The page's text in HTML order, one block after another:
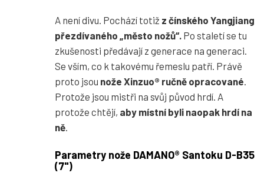
A není divu. Pochází totiž z čínského Yangjiang
přezdívaného „město nožů“. Po staletí se tu
zkušenosti předávají z generace na generaci.
Se vším, co k takovému řemeslu patří. Právě
proto jsou nože Xinzuo® ručně opracované.
Protože jsou mistři na svůj původ hrdí. A
protože chtějí, aby místní byli naopak hrdí na
ně.
Parametry nože DAMANO® Santoku D-B35
(7")